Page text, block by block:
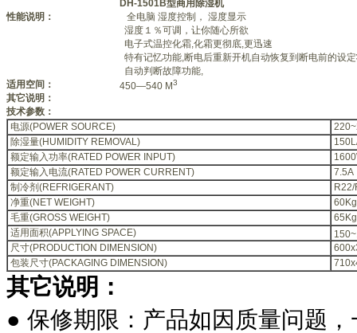
DH-1501B型商用除湿机
性能说明：
全电脑 湿度控制， 湿度显示
湿度１％可调，让你随心所欲
电子式温控化霜,化霜更彻底,更迅速
特有记忆功能,断电后重新开机自动恢复到断电前的设
自动判断故障功能,
适用空间：
450—540 M3
其它说明：
技术参数：
电源(POWER SOURCE)
除湿量(HUMIDITY REMOVAL)
额定输入功率(RATED POWER INPUT)
额定输入电流(RATED POWER CURRENT)
7.5A
制冷剂(REFRIGERANT)
净重(NET WEIGHT)
60Kg
毛重(GROSS WEIGHT)
65Kg
适用面积(APPLYING SPACE)
尺寸(PRODUCTION DIMENSION)
包装尺寸(PACKAGING DIMENSION)
其它说明：
● 保修期限：产品如因质量问题